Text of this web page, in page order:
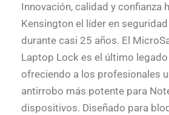
Innovación, calidad y confianza
Kensington el líder en
durante casi 25 años. El
Laptop Lock es el último
ofreciendo a los profesionales
antirrobo más potente para
dispositivos. Diseñado para